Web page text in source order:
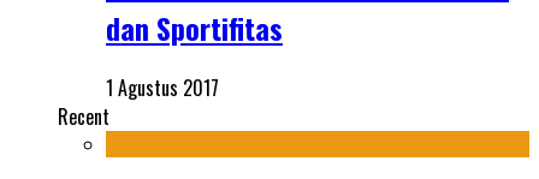
dan Sportifitas
1 Agustus 2017
Recent